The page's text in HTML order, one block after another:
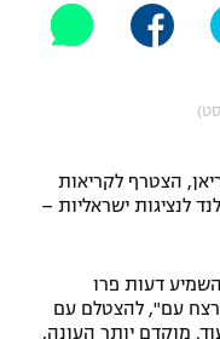
הצטרף לקריאות
לנציגות ישראליות –
הרבה להשמיע דעות פרו
"רצח עם", להצטלם עם
מוקדם יותר העונה,